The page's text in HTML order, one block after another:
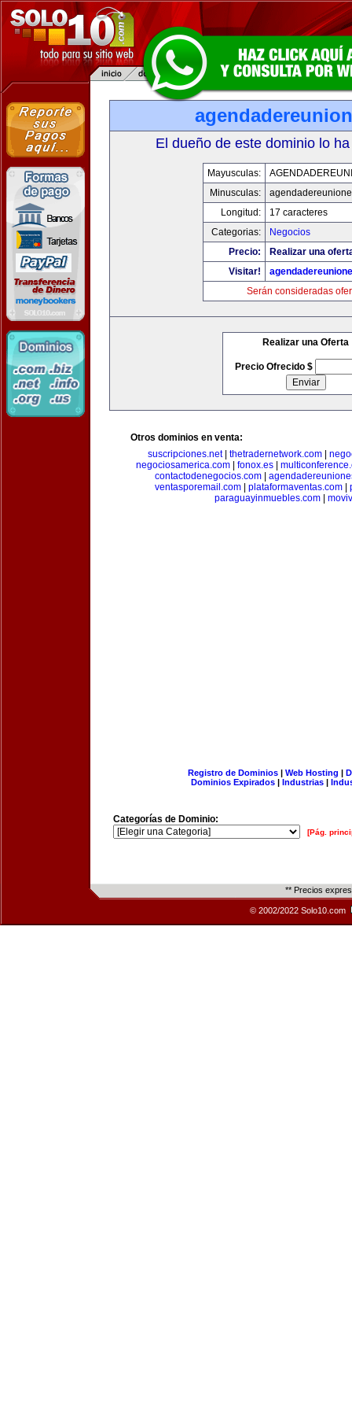
El dueño de este dominio lo
Mayusculas:
Minusculas:
Longitud:
17 caracteres
Categorias:
Negocios
Precio:
Realizar una
Visitar!
Serán consideradas
Realizar una Oferta
Precio Ofrecido $
Otros dominios en venta:
suscripciones.net| thetradernetwork.com|
negociosamerica.com| fonox.es|
contactodenegocios.com|
ventasporemail.com| plataformaventas.com|
paraguayinmuebles.com
Registro de Dominios| Web Hosting |
Dominios Expirados | Industrias |
Categorías de Dominio:
[Pág.
** Precios
© 2002/2022 Solo10.com